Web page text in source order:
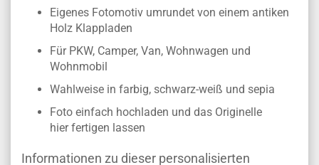
Eigenes Fotomotiv umrundet von einem antiken
Holz Klappladen
Für PKW, Camper, Van, Wohnwagen und
Wohnmobil
Wahlweise in farbig, schwarz-weiß und sepia
Foto einfach hochladen und das Originelle
hier fertigen lassen
Informationen zu dieser personalisierten